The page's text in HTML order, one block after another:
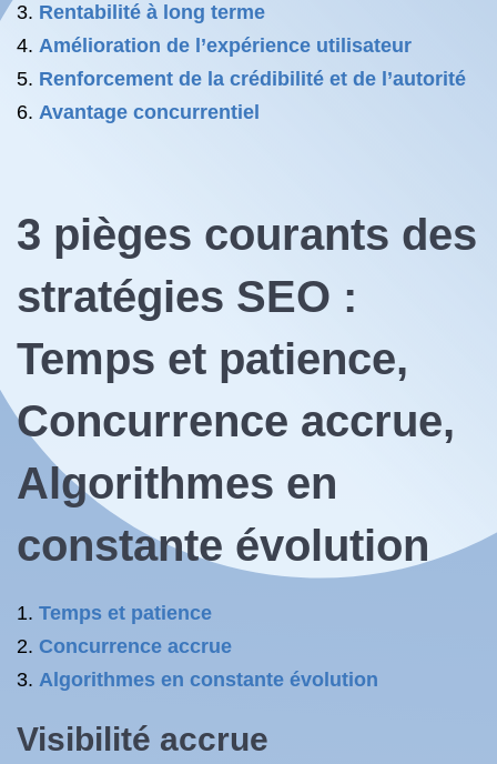
Rentabilité à long terme
Amélioration de l’expérience utilisateur
Renforcement de la crédibilité et de l’autorité
Avantage concurrentiel
3 pièges courants des
stratégies SEO :
Temps et patience,
Concurrence accrue,
Algorithmes en
constante évolution
Temps et patience
Concurrence accrue
Algorithmes en constante évolution
Visibilité accrue